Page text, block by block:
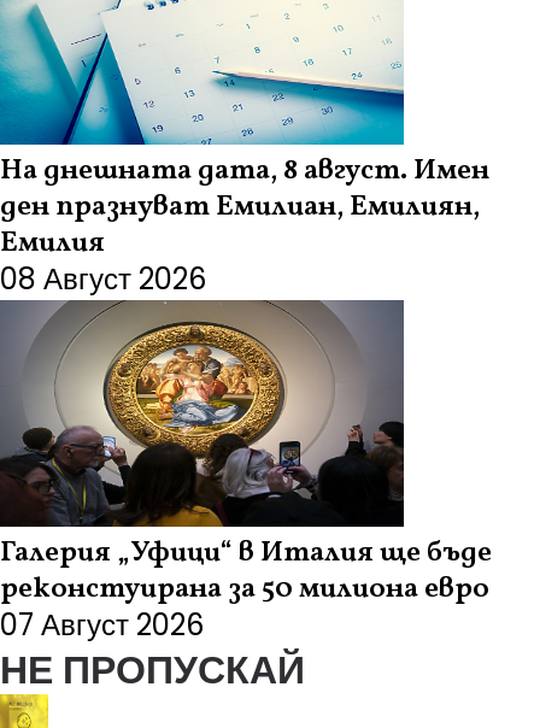
На днешната дата, 8 август. Имен
ден празнуват Емилиан, Емилиян,
Емилия
08 Август 2026
Галерия „Уфици“ в Италия ще бъде
реконстуирана за 50 милиона евро
07 Август 2026
НЕ ПРОПУСКАЙ